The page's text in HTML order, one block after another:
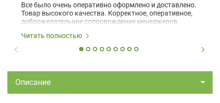
Все было очень оперативно оформлено и доставлено.
Товар высокого качества. Корректное, оперативное,
доброжелательное сопровождение менеджеров.
Читать полностью
Описание